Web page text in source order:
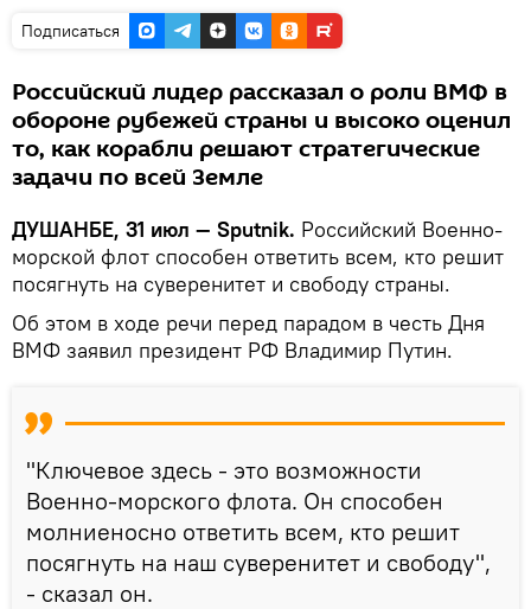
Подписаться
Российский лидер рассказал о роли ВМФ в
обороне рубежей страны и высоко оценил
то, как корабли решают стратегические
задачи по всей Земле
ДУШАНБЕ, 31 июл — Sputnik. Российский Военно-
морской флот способен ответить всем, кто решит
посягнуть на суверенитет и свободу страны.
Об этом в ходе речи перед парадом в честь Дня
ВМФ заявил президент РФ Владимир Путин.
"Ключевое здесь - это возможности
Военно-морского флота. Он способен
молниеносно ответить всем, кто решит
посягнуть на наш суверенитет и свободу",
- сказал он.